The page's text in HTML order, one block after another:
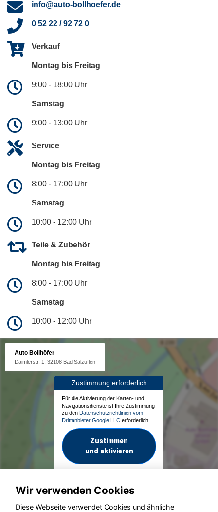
info@auto-bollhoefer.de
0 52 22 / 92 72 0
Verkauf
Montag bis Freitag
9:00 - 18:00 Uhr
Samstag
9:00 - 13:00 Uhr
Service
Montag bis Freitag
8:00 - 17:00 Uhr
Samstag
10:00 - 12:00 Uhr
Teile & Zubehör
Montag bis Freitag
8:00 - 17:00 Uhr
Samstag
10:00 - 12:00 Uhr
Auto Bollhöfer
Daimlerstr. 1, 32108 Bad Salzuflen
Zustimmung erforderlich
Für die Aktivierung der Karten- und
Navigationsdienste ist Ihre Zustimmung
zu den Datenschutzrichtlinien vom
Drittanbieter Google LLC erforderlich.
Zustimmen
und aktivieren
Wir verwenden Cookies
Diese Webseite verwendet Cookies und ähnliche